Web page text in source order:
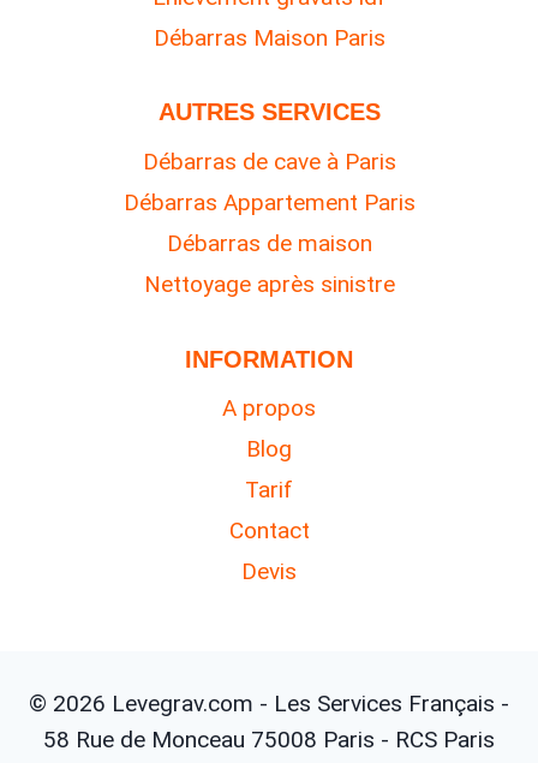
Débarras Maison Paris
AUTRES SERVICES
Débarras de cave à Paris
Débarras Appartement Paris
Débarras de maison
Nettoyage après sinistre
INFORMATION
A propos
Blog
Tarif
Contact
Devis
© 2026 Levegrav.com - Les Services Français -
58 Rue de Monceau 75008 Paris - RCS Paris